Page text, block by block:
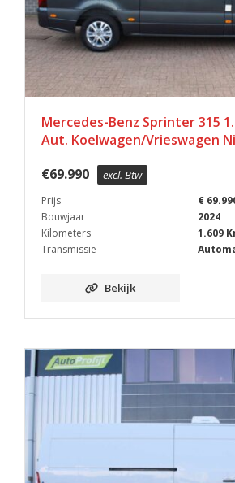
Mercedes-Benz Sprinter 315
Aut. Koelwagen/Vrieswagen
€69.990 excl. Btw
Prijs
€
Bouwjaar
2024
Kilometers
1.609
Transmissie
Bekijk